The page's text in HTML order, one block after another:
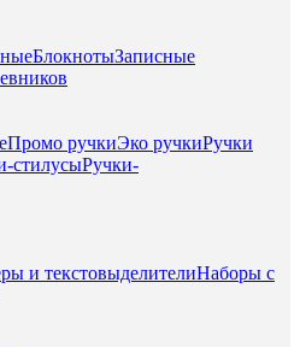
БлокнотыЗаписные
Промо ручкиЭко ручкиРучки
стилусыРучки-
и текстовыделителиНаборы с